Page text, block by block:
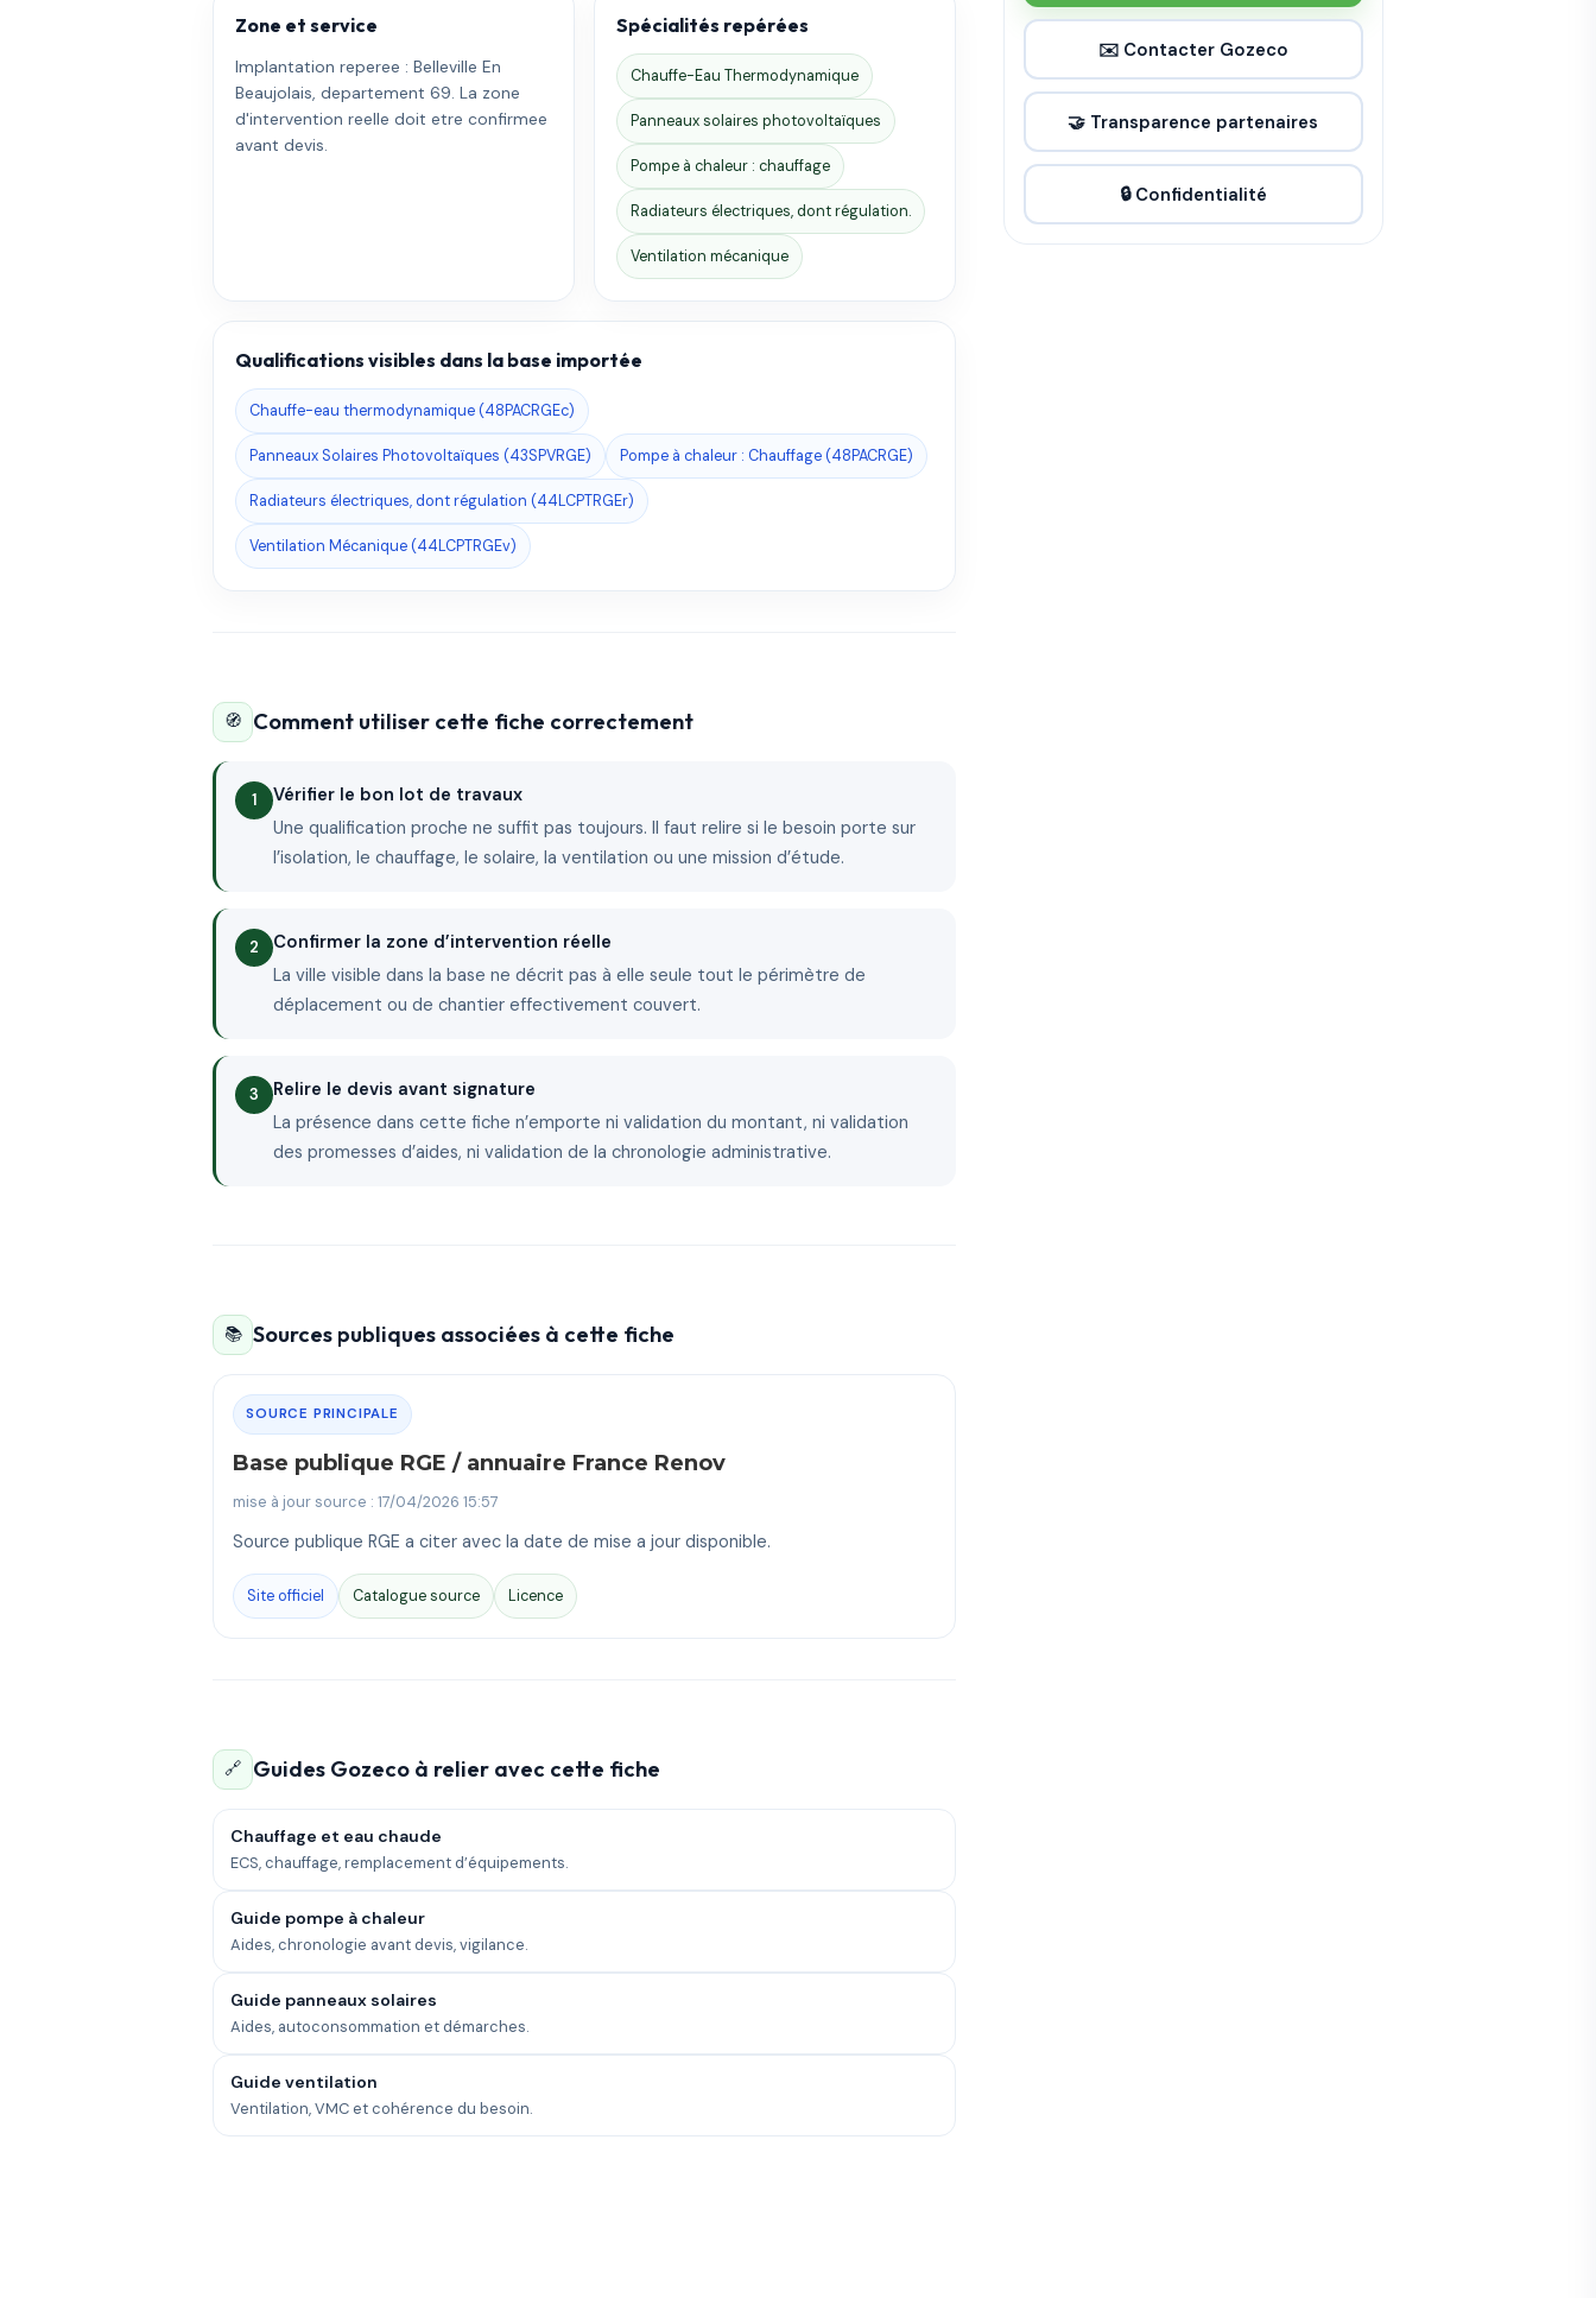
Zone et service
Implantation reperee : Belleville En
Beaujolais, departement 69. La zone
d'intervention reelle doit etre confirmee
avant devis.
Spécialités repérées
Chauffe-Eau Thermodynamique
Panneaux solaires photovoltaïques
Pompe à chaleur : chauffage
Radiateurs électriques, dont régulation.
Ventilation mécanique
Qualifications visibles dans la base importée
Chauffe-eau thermodynamique (48PACRGEc)
Panneaux Solaires Photovoltaïques (43SPVRGE) Pompe à chaleur : Chauffage (48PACRGE)
Radiateurs électriques, dont régulation (44LCPTRGEr)
Ventilation Mécanique (44LCPTRGEv)
🧭 Comment utiliser cette fiche correctement
Vérifier le bon lot de travaux
Une qualification proche ne suffit pas toujours. Il faut relire si le besoin porte sur
l’isolation, le chauffage, le solaire, la ventilation ou une mission d’étude.
Confirmer la zone d’intervention réelle
La ville visible dans la base ne décrit pas à elle seule tout le périmètre de
déplacement ou de chantier effectivement couvert.
Relire le devis avant signature
La présence dans cette fiche n’emporte ni validation du montant, ni validation
des promesses d’aides, ni validation de la chronologie administrative.
📚 Sources publiques associées à cette fiche
SOURCE PRINCIPALE
Base publique RGE / annuaire France Renov
mise à jour source : 17/04/2026 15:57
Source publique RGE a citer avec la date de mise a jour disponible.
Site officiel Catalogue source Licence
🔗 Guides Gozeco à relier avec cette fiche
Chauffage et eau chaude
ECS, chauffage, remplacement d’équipements.
Guide pompe à chaleur
Aides, chronologie avant devis, vigilance.
Guide panneaux solaires
Aides, autoconsommation et démarches.
Guide ventilation
Ventilation, VMC et cohérence du besoin.
✉️ Contacter Gozeco
🤝 Transparence partenaires
🔒 Confidentialité